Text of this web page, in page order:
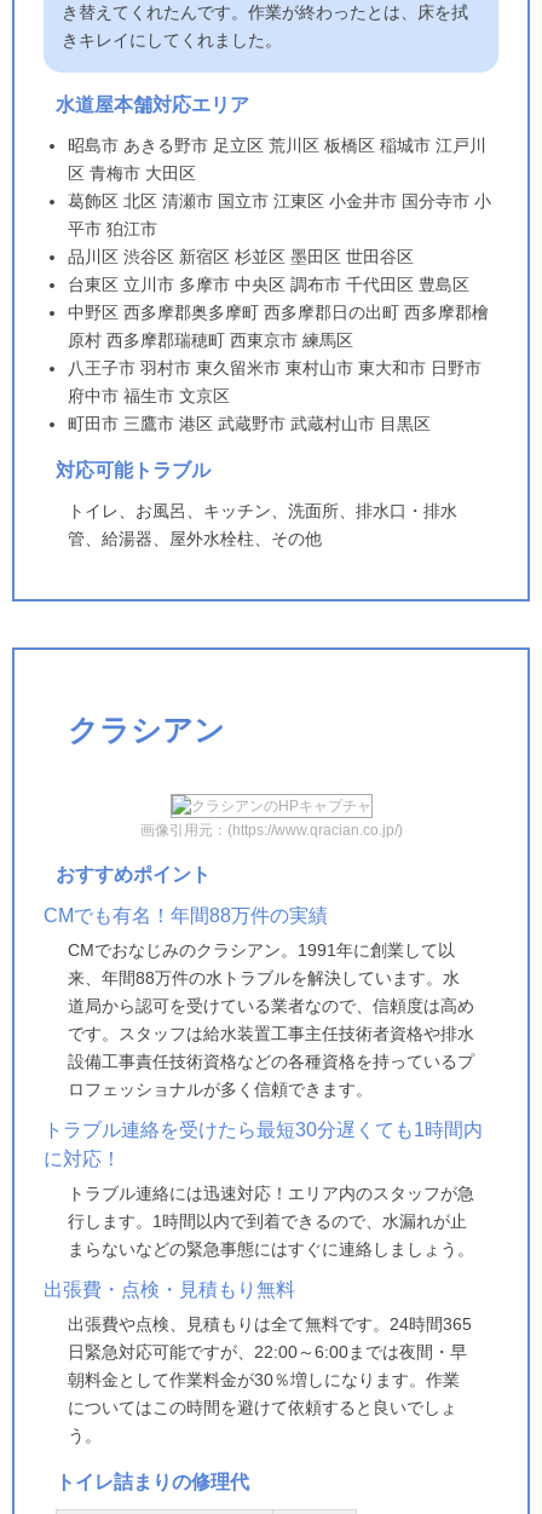
き替えてくれたんです。作業が終わったとは、床を拭
きキレイにしてくれました。
水道屋本舗対応エリア
昭島市 あきる野市 足立区 荒川区 板橋区 稲城市 江戸川
区 青梅市 大田区
葛飾区 北区 清瀬市 国立市 江東区 小金井市 国分寺市 小
平市 狛江市
品川区 渋谷区 新宿区 杉並区 墨田区 世田谷区
台東区 立川市 多摩市 中央区 調布市 千代田区 豊島区
中野区 西多摩郡奥多摩町 西多摩郡日の出町 西多摩郡檜
原村 西多摩郡瑞穂町 西東京市 練馬区
八王子市 羽村市 東久留米市 東村山市 東大和市 日野市
府中市 福生市 文京区
町田市 三鷹市 港区 武蔵野市 武蔵村山市 目黒区
対応可能トラブル
トイレ、お風呂、キッチン、洗面所、排水口・排水
管、給湯器、屋外水栓柱、その他
クラシアン
画像引用元：(https://www.qracian.co.jp/)
おすすめポイント
CMでも有名！年間88万件の実績
CMでおなじみのクラシアン。1991年に創業して以
来、年間88万件の水トラブルを解決しています。水
道局から認可を受けている業者なので、信頼度は高め
です。スタッフは給水装置工事主任技術者資格や排水
設備工事責任技術資格などの各種資格を持っているプ
ロフェッショナルが多く信頼できます。
トラブル連絡を受けたら最短30分遅くても1時間内
に対応！
トラブル連絡には迅速対応！エリア内のスタッフが急
行します。1時間以内で到着できるので、水漏れが止
まらないなどの緊急事態にはすぐに連絡しましょう。
出張費・点検・見積もり無料
出張費や点検、見積もりは全て無料です。24時間365
日緊急対応可能ですが、22:00～6:00までは夜間・早
朝料金として作業料金が30％増しになります。作業
についてはこの時間を避けて依頼すると良いでしょ
う。
トイレ詰まりの修理代